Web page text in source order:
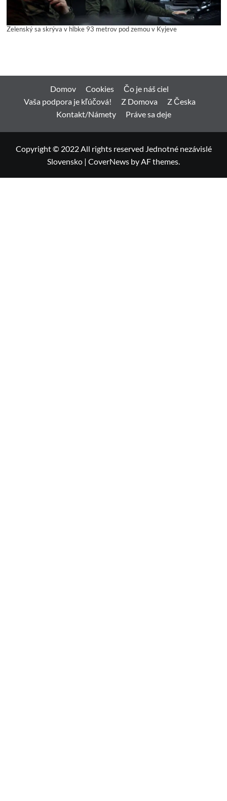
Zelenský sa skrýva v hĺbke 93 metrov pod zemou v Kyjeve
Domov Cookies
Čo je náš ciel
Vaša podpora je kľúčová!
Z Domova
Z Česka
Kontakt/Námety
Práve sa deje
Copyright © 2022 All rights reserved Jednotné nezávislé
Slovensko | CoverNews by AF themes.